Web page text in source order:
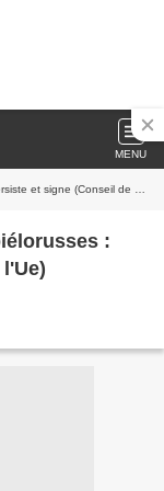
MENU
et signe (Conseil de l'Ue)
: